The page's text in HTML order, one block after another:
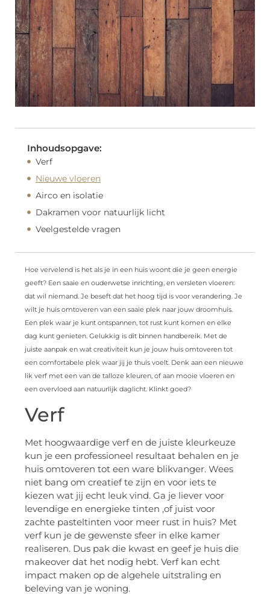
Inhoudsopgave:
Verf
Nieuwe vloeren
Airco en isolatie
Dakramen voor natuurlijk licht
Veelgestelde vragen
Hoe vervelend is het als je in een huis woont die je geen energie
geeft? Een saaie en ouderwetse inrichting, en versleten vloeren:
dat wil niemand. Je beseft dat het hoog tijd is voor verandering. Je
wilt je huis omtoveren van een saaie plek naar jouw droomhuis.
Een plek waar je kunt ontspannen, tot rust kunt komen en elke
dag kunt genieten. Gelukkig is dit binnen handbereik. Met de
juiste aanpak en wat creativiteit kun je jouw huis omtoveren tot
een comfortabele plek waar jij je thuis voelt. Denk aan een nieuwe
lik verf met een van de talloze kleuren, of aan mooie vloeren en
een overvloed aan natuurlijk daglicht. Klinkt goed?
Verf
Met hoogwaardige verf en de juiste kleurkeuze
kun je een professioneel resultaat behalen en je
huis omtoveren tot een ware blikvanger. Wees
niet bang om creatief te zijn en voor iets te
kiezen wat jij echt leuk vind. Ga je liever voor
levendige en energieke tinten ,of juist voor
zachte pasteltinten voor meer rust in huis? Met
verf kun je de gewenste sfeer in elke kamer
realiseren. Dus pak die kwast en geef je huis die
makeover dat het nodig hebt. Verf kan echt
impact maken op de algehele uitstraling en
beleving van je woning.